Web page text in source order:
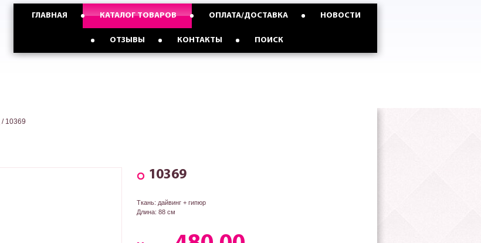
График работы
Опт с Россией,Казахстаном и
Опт с Украиной от
ГЛАВНАЯ КАТАЛОГ ТОВАРОВ ОПЛАТА/ДОСТАВКА НОВОСТИ
ОТЗЫВЫ КОНТАКТЫ ПОИСК
/ 10369
10369
Ткань: дайвинг + гипюр
Длина: 88 см